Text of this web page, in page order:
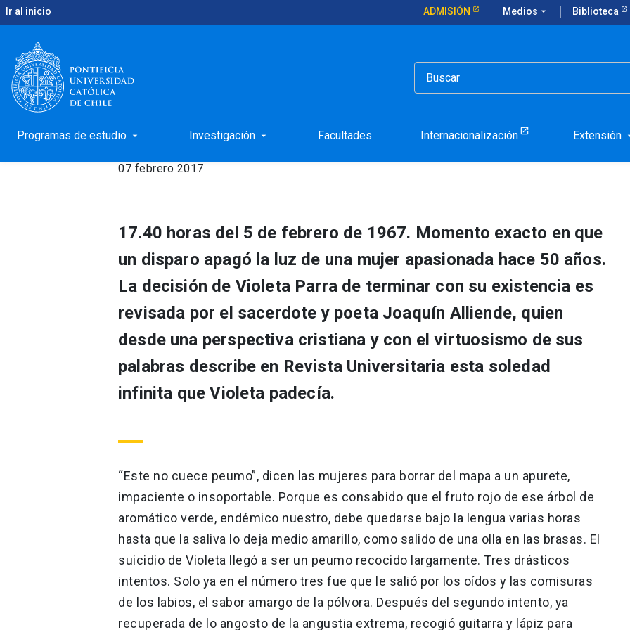
Ir al inicio ADMISIÓN Medios arrow_drop_down Biblioteca
Programas de estudio arrow_drop_down Investigación arrow_drop_down Facultades Internacionalización Extensión
Inicio
Violeta frente al abismo
07 febrero 2017
17.40 horas del 5 de febrero de 1967. Momento exacto en que
un disparo apagó la luz de una mujer apasionada hace 50 años.
La decisión de Violeta Parra de terminar con su existencia es
revisada por el sacerdote y poeta Joaquín Alliende, quien
desde una perspectiva cristiana y con el virtuosismo de sus
palabras describe en Revista Universitaria esta soledad
infinita que Violeta padecía.
“Este no cuece peumo”, dicen las mujeres para borrar del mapa a un apurete,
impaciente o insoportable. Porque es consabido que el fruto rojo de ese árbol de
aromático verde, endémico nuestro, debe quedarse bajo la lengua varias horas
hasta que la saliva lo deja medio amarillo, como salido de una olla en las brasas. El
suicidio de Violeta llegó a ser un peumo recocido largamente. Tres drásticos
intentos. Solo ya en el número tres fue que le salió por los oídos y las comisuras
de los labios, el sabor amargo de la pólvora. Después del segundo intento, ya
recuperada de lo angosto de la angustia extrema, recogió guitarra y lápiz para